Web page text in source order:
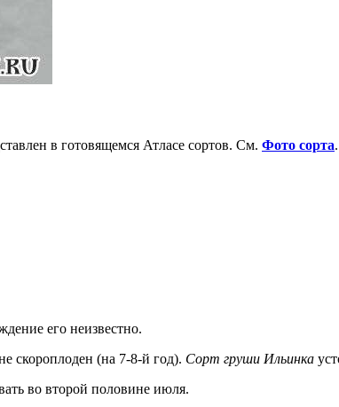
в готовящемся Атласе сортов. См. Фото сорта.
его неизвестно.
скороплоден (на 7-8-й год). Сорт груши Ильинка
во второй половине июля.